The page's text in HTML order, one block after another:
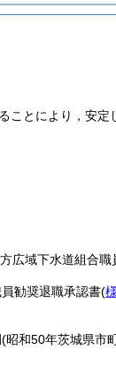
ことにより，安定
広域下水道組合
勧奨退職承認書(
(昭和50年茨城県市